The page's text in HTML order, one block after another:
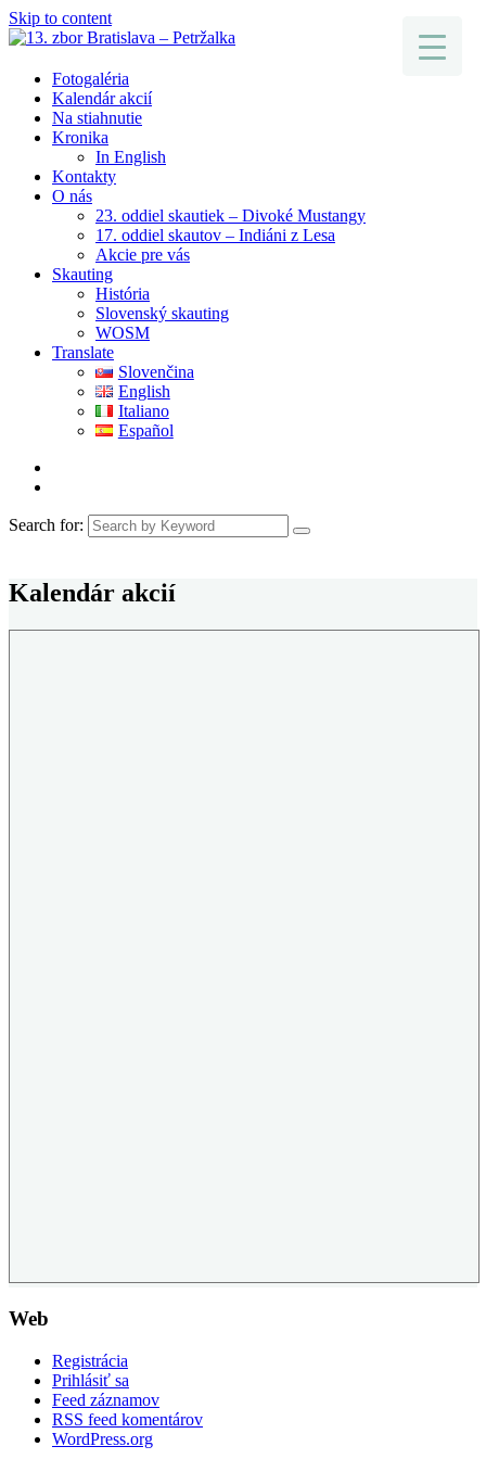
Skip to content
Fotogaléria
Kalendár akcií
Na stiahnutie
Kronika
In English
Kontakty
O nás
23. oddiel skautiek – Divoké Mustangy
17. oddiel skautov – Indiáni z Lesa
Akcie pre vás
Skauting
História
Slovenský skauting
WOSM
Translate
Slovenčina
English
Italiano
Español
Search for:
Kalendár akcií
Web
Registrácia
Prihlásiť sa
Feed záznamov
RSS feed komentárov
WordPress.org